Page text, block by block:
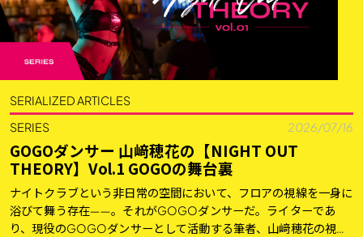
SERIALIZED ARTICLES
SERIES
2026/07/16
GOGOダンサー 山﨑穂花の【NIGHT OUT
THEORY】Vol.1 GOGOの舞台裏
ナイトクラブという非日常の空間において、フロアの視線を一身に
浴びて舞う存在――。それがGOGOダンサーだ。ライターであ
り、現役のGOGOダンサーとして活動する筆者、山﨑穂花の視点